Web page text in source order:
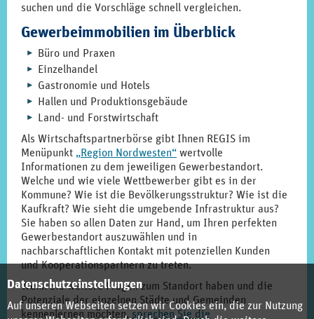
Datenschutzeinstellungen
Auf unseren Webseiten setzen wir Cookies ein, die zur Nutzung
suchen und die Vorschläge schnell vergleichen.
Gewerbeimmobilien im Überblick
Büro und Praxen
Einzelhandel
Gastronomie und Hotels
Hallen und Produktionsgebäude
Land- und Forstwirtschaft
Als Wirtschaftspartnerbörse gibt Ihnen REGIS im
Menüpunkt „Region Nordwesten“ wertvolle
Informationen zu dem jeweiligen Gewerbestandort.
Welche und wie viele Wettbewerber gibt es in der
Kommune? Wie ist die Bevölkerungsstruktur? Wie ist die
Kaufkraft? Wie sieht die umgebende Infrastruktur aus?
Sie haben so allen Daten zur Hand, um Ihren perfekten
Gewerbestandort auszuwählen und in
nachbarschaftlichen Kontakt mit potenziellen Kunden
und Kooperationspartnern zu treten.
Wenn Sie weitere Fragen zum Standort haben und die
Potenziale der einzelnen Städte und Gemeinden
kennenlernen möchten, sprechen Sie die